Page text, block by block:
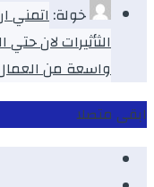
خولة:اتمني
الثأثيرات لان
واسعة من
ابقى متصلا